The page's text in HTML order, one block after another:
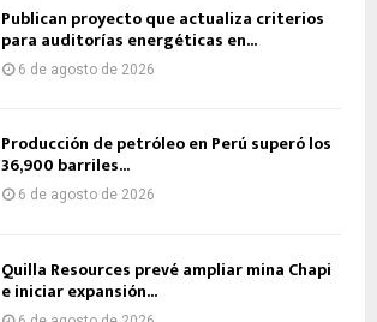
Publican proyecto que actualiza criterios
para auditorías energéticas en...
6 de agosto de 2026
Producción de petróleo en Perú superó los
36,900 barriles...
6 de agosto de 2026
Quilla Resources prevé ampliar mina Chapi
e iniciar expansión...